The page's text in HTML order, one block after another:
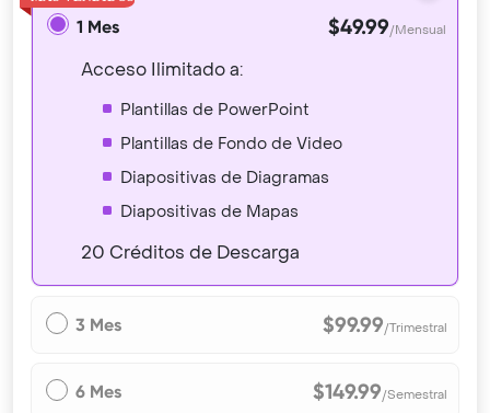
1 Mes $49.99/Mensual
Acceso Ilimitado a:
Plantillas de PowerPoint
Plantillas de Fondo de Video
Diapositivas de Diagramas
Diapositivas de Mapas
20 Créditos de Descarga
3 Mes $99.99/Trimestral
6 Mes $149.99/Semestral